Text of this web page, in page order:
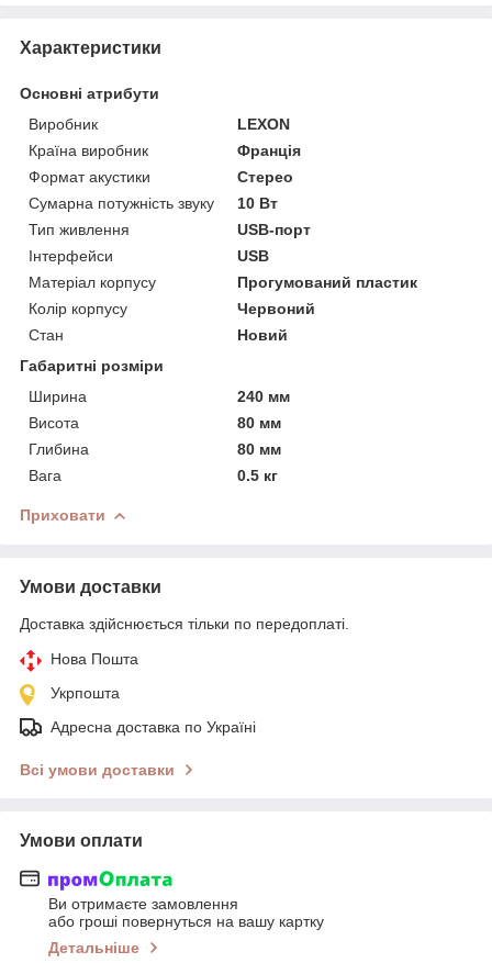
Характеристики
Основні атрибути
Виробник
LEXON
Країна виробник
Франція
Формат акустики
Стерео
Сумарна потужність звуку
10 Вт
Тип живлення
USB-порт
Інтерфейси
USB
Матеріал корпусу
Прогумований пластик
Колір корпусу
Червоний
Стан
Новий
Габаритні розміри
Ширина
240 мм
Висота
80 мм
Глибина
80 мм
Вага
0.5 кг
Приховати
Умови доставки
Доставка здійснюється тільки по передоплаті.
Нова Пошта
Укрпошта
Адресна доставка по Україні
Всі умови доставки
Умови оплати
Ви отримаєте замовлення
або гроші повернуться на вашу картку
Детальніше